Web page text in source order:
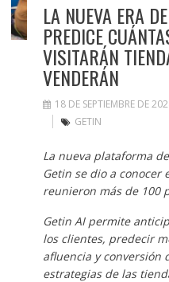
LA NUEVA ERA
PREDICE
VISITARÁN
VENDERÁN
18 DE SEPTIEMBRE DE
GETIN
La nueva plataforma
Getin se dio a conocer
reunieron más de 100
Getin AI permite
los clientes, predecir
afluencia y conversión
estrategias de las